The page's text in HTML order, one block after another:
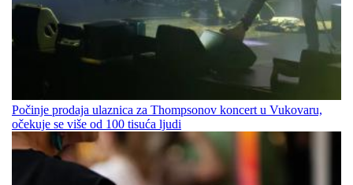
Počinje prodaja ulaznica za Thompsonov koncert u Vukovaru,
očekuje se više od 100 tisuća ljudi